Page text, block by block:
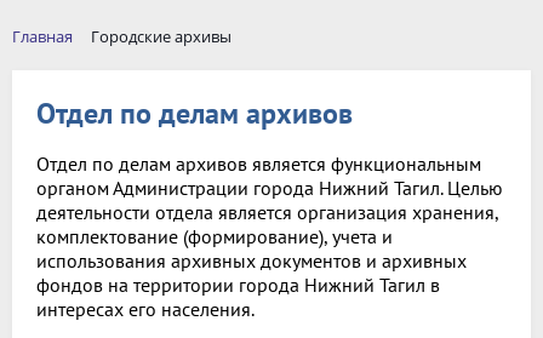
Главная Городские архивы
Отдел по делам архивов
Отдел по делам архивов является функциональным
органом Администрации города Нижний Тагил. Целью
деятельности отдела является организация хранения,
комплектование (формирование), учета и
использования архивных документов и архивных
фондов на территории города Нижний Тагил в
интересах его населения.